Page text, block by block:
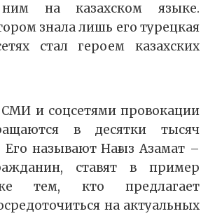
на казахском языке.
знала лишь его турецкая
стал героем казахских
и соцсетями провокации
в десятки тысяч
называют Нағыз Азамат –
ставят в пример
тем, кто предлагает
на актуальных